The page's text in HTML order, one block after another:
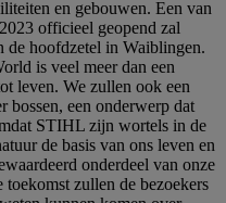
en gebouwen. Een van
officieel geopend zal
hoofdzetel in Waiblingen.
is veel meer dan een
leven. We zullen ook een
bossen, een onderwerp dat
STIHL zijn wortels in de
de basis van ons leven en
onderdeel van onze
zullen de bezoekers